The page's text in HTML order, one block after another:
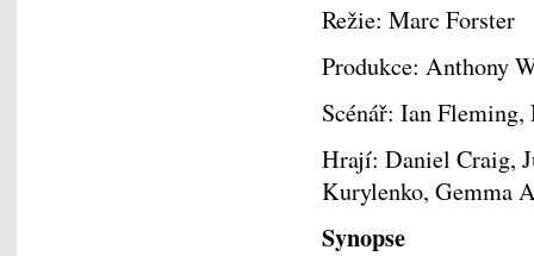
Režie: Marc Forster
Produkce: Anthony
Scénář: Ian
Hrají: Daniel Craig,
Kurylenko, Gemma
Synopse